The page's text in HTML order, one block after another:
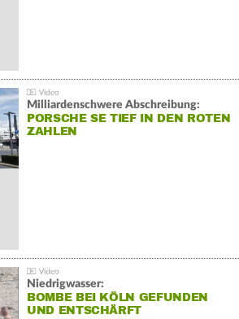
Milliardenschwere Abschreibung:
PORSCHE SE TIEF IN DEN ROTEN
ZAHLEN
Niedrigwasser:
BOMBE BEI KÖLN GEFUNDEN
UND ENTSCHÄRFT